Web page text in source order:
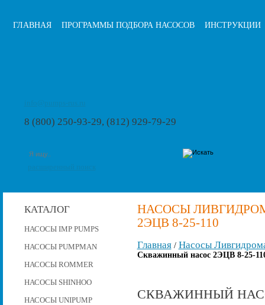
ГЛАВНАЯ ПРОГРАММЫ ПОДБОРА НАСОСОВ ИНСТРУКЦИИ
8 (800) 250-93-29, (812) 929-79-29
КАТАЛОГ
НАСОСЫ IMP PUMPS
НАСОСЫ PUMPMAN
НАСОСЫ ROMMER
НАСОСЫ SHINHOO
НАСОСЫ UNIPUMP
НАСОСЫ
2ЭЦВ 8-25-110
Главная/ Насосы
Скважинный насос 2ЭЦВ 8-25-
СКВАЖИННЫЙ